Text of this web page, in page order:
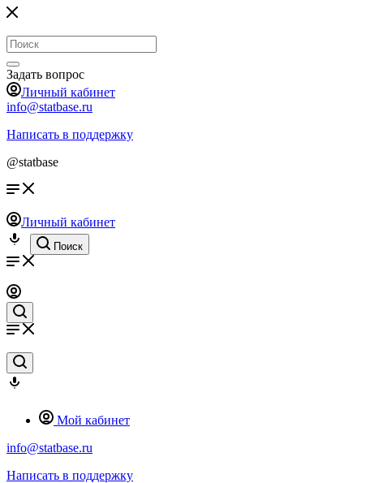
Задать вопрос
Личный кабинет
info@statbase.ru
Написать в поддержку
@statbase
Личный кабинет
Поиск
Мой кабинет
info@statbase.ru
Написать в поддержку